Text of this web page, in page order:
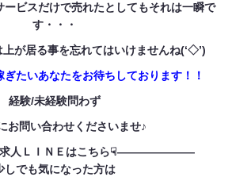
ービスだけで売れたとしてもそれは一瞬で
す・・・
が居る事を忘れてはいけませんね(‘◇’)ゞ
たいあなたをお待ちしております！！
経験/未経験問わず
お問い合わせくださいませ♪
ＬＩＮＥはこちら☟———————
しでも気になった方は